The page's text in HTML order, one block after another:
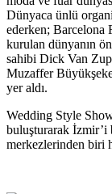
Dünyaca ünlü
ederken; Barcelona
kurulan dünyanın
sahibi Dick Van
Muzaffer
yer aldı.
Wedding Style
buluşturarak İzmir’i
merkezlerinden biri